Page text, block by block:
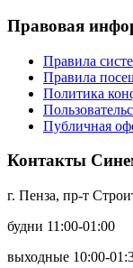
Правовая
Правила
Правила
Политика
Публичная
Контакты
г. Пенза, пр-т
будни 11:00-01:00
выходные 10:00-